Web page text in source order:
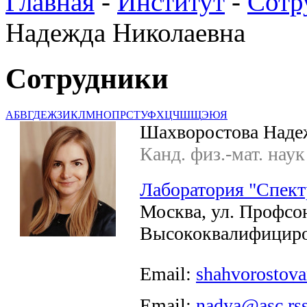
Надежда Николаевна
Сотрудники
АБВГДЕЖЗИКЛМНОПРСТУФХЦЧШЩЭЮЯ
Шахворостова
Канд. физ.-мат. наук
Лаборатория
Москва, ул.
Email: